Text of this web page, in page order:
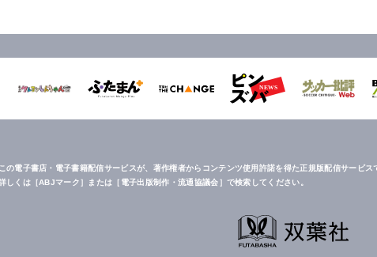
の電子書店・電子書籍配信サービスが、著作権者からコンテンツ使用許諾を得た正規版配信サービス
しくは［ABJマーク］または［電子出版制作・流通協議会］で検索してください。